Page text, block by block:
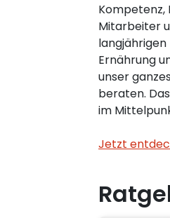
Kompetenz,
Mitarbeiter
langjährigen
Ernährung
unser
beraten.
im
Jetzt